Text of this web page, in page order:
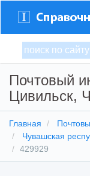
Почтовый
Цивильск,
Главная
Чувашская
429929